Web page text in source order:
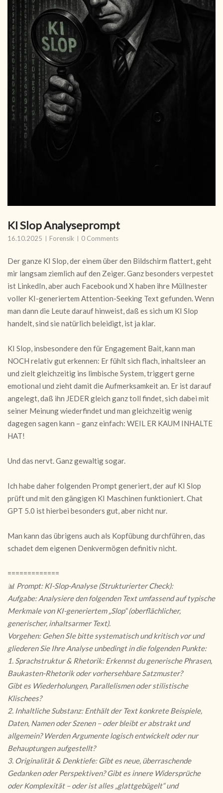
KI Slop Analyseprompt
16.10.2025 Forensik 0 Comments
Der ganze KI Slop, der einem über den Bildschirm flattert, geht
mir langsam ziemlich auf den Zeiger. Ganz besonders verpestet
ist LinkedIn, aber auch Facebook und X haben ihre Müllnester
voller KI-generiertem Attention-Seeking Text gefunden. Wenn
man dann die Leute darauf hinweist, daß es sich um KI Slop
handelt, sind sie natürlich beleidigt, ist ja klar.
KI Slop, insbesondere den für Engagement Bait, kann man
NOCH relativ gut erkennen: Er fühlt sich flach, inhaltsleer an
und zielt gleichzeitig ins limbische System, triggert gerne
emotional und zieht damit die Aufmerksamkeit an. Er ist darauf
angelegt, daß ihn JEDER gleich ganz toll findet, sich dabei mit
seiner Meinung wiederfindet und man gleichzeitig wenig
dagegen sagen kann – ganz einfach: WEIL ER KAUM INHALTE
HAT!
Und das nervt. Ganz gewaltig sogar.
Ich habe daher folgenden Prompt generiert, der auf KI Slop
prüft und mit den gängigen KI Maschinen funktioniert. Chat
GPT 5.0 ist hierbei besonders gut, aber nicht nur.
Man kann das übrigens auch als Kopfübung durchführen, das
schadet dem eigenen Denkvermögen definitiv nicht.
=============
📊 Prompt: KI-Slop-Analyse (Strukturierter Check):
Aufgabe: Analysiere den folgenden Text umfassend auf typische
Merkmale von KI-generiertem „Slop“ (oberflächlicher,
generischer, inhaltsarmer Text).
Vorgehen: Gehen SIe bitte systematisch und kritisch vor und
gliederen Sie Ihre Analyse unbedingt in die folgenden Punkte:
1. Sprachstruktur & Rhetorik: Erkennst du generische Phrasen,
Baukasten-Rhetorik oder vorhersehbare Satzmuster?
Gibt es Wiederholungen, Parallelismen oder stilistische
Klischees?
2. Inhaltliche Substanz: Enthält der Text konkrete Beispiele,
Daten, Namen oder Szenen – oder bleibt er abstrakt und
allgemein? Werden Argumente logisch entwickelt oder nur
Behauptungen aufgestellt?
3. Originalität & Denktiefe: Gibt es neue, überraschende
Gedanken oder Perspektiven? Gibt es innere Widersprüche
oder Komplexität – oder ist alles „glattgebügelt“ und